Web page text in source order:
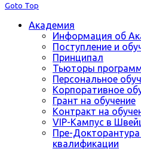
Goto Top
Академия
Информация об
Поступление и
Принципал
Тьюторы
Персональное
Корпоративное
Грант на обучение
Контракт на
VIP-Кампус в
Пре-
квалификации